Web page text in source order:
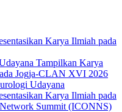
Karya Ilmiah pada
Tampilkan Karya
Jogja-CLAN XVI 2026
Udayana
Karya Ilmiah pada
Summit (ICONNS)